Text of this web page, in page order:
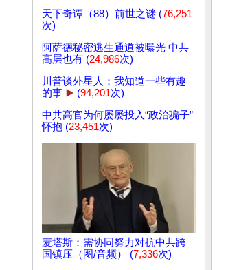
天下奇谭（88）前世之谜 (76,251
次)
阿萨德秘密逃生通道被曝光 中共
高层也有 (24,986次)
川普谈外星人：我知道一些有趣
的事 ▶️ (94,201次)
中共高官为何屡屡投入“政治骗子”
怀抱 (23,451次)
麦塔斯：需协同努力对抗中共跨
国镇压（图/音频） (7,336次)